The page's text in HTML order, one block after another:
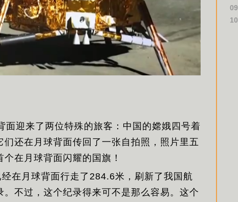
面迎来了两位特殊的旅客：中国的嫦娥四号着
们还在月球背面传回了一张自拍照，照片里五
在月球背面闪耀的国旗！
在月球背面行走了284.6米，刷新了我国航
。不过，这个纪录得来可不是那么容易。这个
09
10